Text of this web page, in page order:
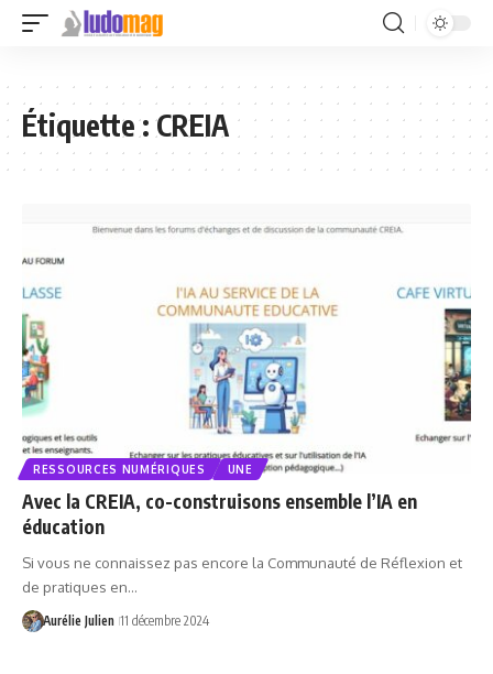
Étiquette :CREIA
RESSOURCES NUMÉRIQUES UNE
Avec la CREIA, co-construisons ensemble l’IA en
éducation
Si vous ne connaissez pas encore la Communauté de Réflexion et
de pratiques en…
Aurélie Julien 11 décembre 2024